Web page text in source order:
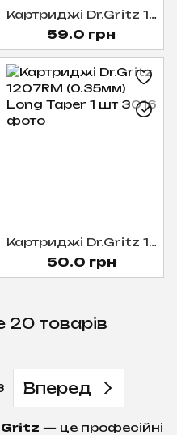
Картриджі Dr.Gritz 1014RS (0.30мм) Medium Taper 1 шт
59.0 грн
Картриджі Dr.Gritz 1207RM (0.35мм) Long Taper 1 шт
50.0 грн
товарів
Вперед
Gritz — це професійні